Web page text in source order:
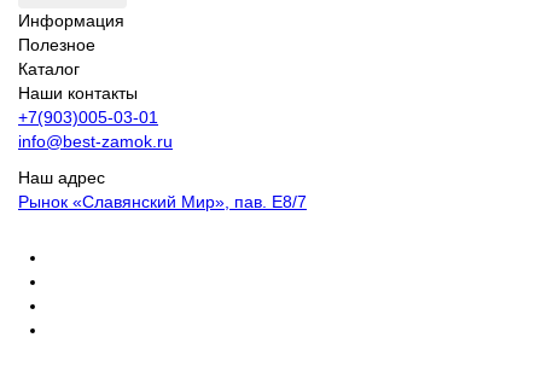
Информация
Полезное
Каталог
Наши контакты
+7(903)005-03-01
info@best-zamok.ru
Наш адрес
Рынок «Славянский Мир», пав. Е8/7